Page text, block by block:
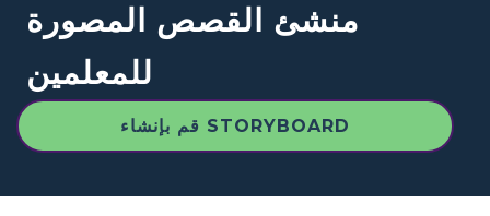
منشئ القصص المصورة
للمعلمين
قم بإنشاء STORYBOARD